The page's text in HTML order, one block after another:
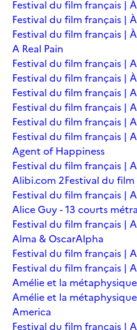
Festival du film français |
Festival du film français |
Festival du film français |
A Real Pain
Festival du film français |
Festival du film français |
Festival du film français |
Festival du film français |
Festival du film français |
Festival du film français |
Agent of Happiness
Festival du film français |
Alibi.com 2Festival du
Festival du film français |
Alice Guy - 13 courts
Festival du film français |
Alma & OscarAlpha
Festival du film français |
Festival du film français |
Amélie et la
Amélie et la
America
Festival du film français |